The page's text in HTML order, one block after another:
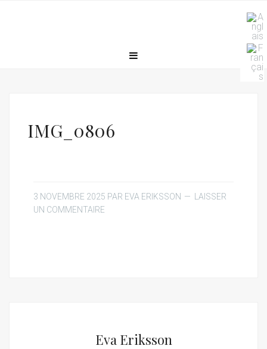
IMG_0806
3 NOVEMBRE 2025 PAR EVA ERIKSSON
LAISSER
UN COMMENTAIRE
Eva Eriksson